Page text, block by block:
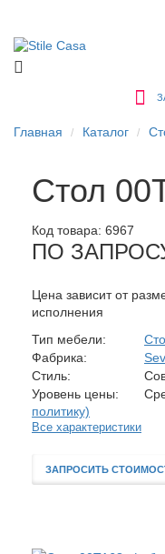
Главная Каталог
Стол
Код товара: 6967
ПО
Цена зависит от
исполнения
Тип мебели:
Фабрика:
Стиль:
Уровень цены:
политику)
Все характеристики
ЗАПРОСИТЬ